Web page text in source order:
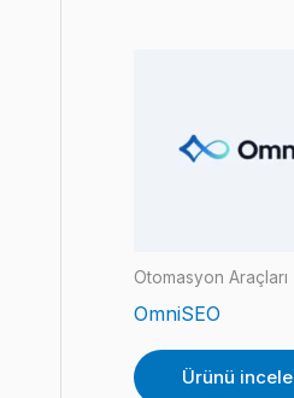
Otomasyon Araçları
OmniSEO
Ürünü incele